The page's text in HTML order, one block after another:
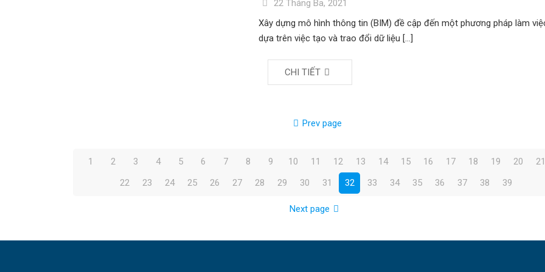
22 Tháng Ba, 2021
Xây dựng mô hình thông tin (BIM) đề cập đến một phương pháp làm
dựa trên việc tạo và trao đổi dữ liệu […]
CHI TIẾT
Prev page
1 2 3 4 5 6 7 8 9 10 11 12 13 14 15 16 17 18 19 20
21
22
23 24 25 26 27 28 29 30 31 32 33 34 35 36 37 38 39
Next page